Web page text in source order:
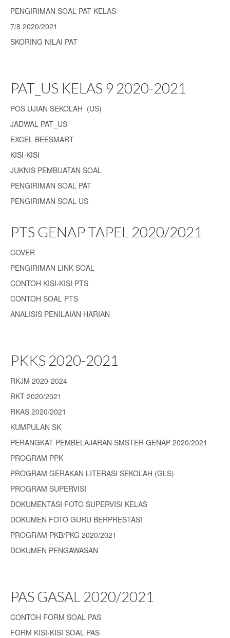
PENGIRIMAN SOAL PAT KELAS
7/8 2020/2021
SKORING NILAI PAT
PAT_US KELAS 9 2020-2021
POS UJIAN SEKOLAH (US)
JADWAL PAT_US
EXCEL BEESMART
KISI-KISI
JUKNIS PEMBUATAN SOAL
PENGIRIMAN SOAL PAT
PENGIRIMAN SOAL US
PTS GENAP TAPEL 2020/2021
COVER
PENGIRIMAN LINK SOAL
CONTOH KISI-KISI PTS
CONTOH SOAL PTS
ANALISIS PENILAIAN HARIAN
PKKS 2020-2021
RKJM 2020-2024
RKT 2020/2021
RKAS 2020/2021
KUMPULAN SK
PERANGKAT PEMBELAJARAN SMSTER GENAP 2020/2021
PROGRAM PPK
PROGRAM GERAKAN LITERASI SEKOLAH (GLS)
PROGRAM SUPERVISI
DOKUMENTASI FOTO SUPERVISI KELAS
DOKUMEN FOTO GURU BERPRESTASI
PROGRAM PKB/PKG 2020/2021
DOKUMEN PENGAWASAN
PAS GASAL 2020/2021
CONTOH FORM SOAL PAS
FORM KISI-KISI SOAL PAS